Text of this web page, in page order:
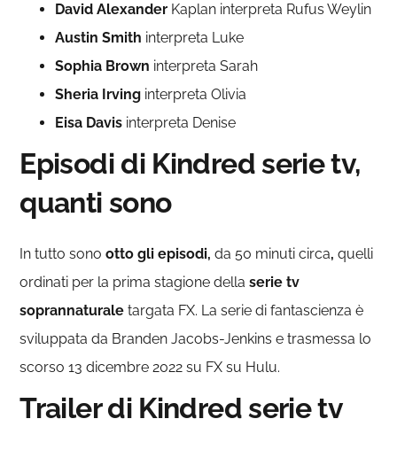
David Alexander Kaplan interpreta Rufus Weylin
Austin Smith interpreta Luke
Sophia Brown interpreta Sarah
Sheria Irving interpreta Olivia
Eisa Davis interpreta Denise
Episodi di Kindred serie tv,
quanti sono
In tutto sonootto gli episodi,da 50 minuti circa,quelli
ordinati per la prima stagione dellaserie tv
soprannaturale targata FX. La serie di fantascienza è
sviluppata da Branden Jacobs-Jenkins e trasmessa lo
scorso 13 dicembre 2022 su FX su Hulu.
Trailer di Kindred serie tv